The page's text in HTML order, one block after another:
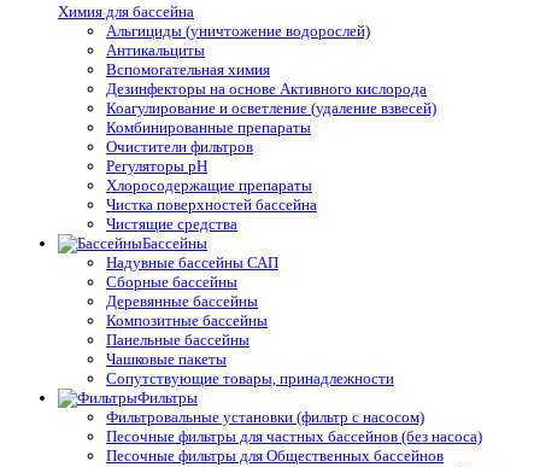
Химия для бассейна
Альгициды (уничтожение водорослей)
Антикальциты
Вспомогательная химия
Дезинфекторы на основе Активного кислорода
Коагулирование и осветление (удаление взвесей)
Комбинированные препараты
Очистители фильтров
Регуляторы pH
Хлоросодержащие препараты
Чистка поверхностей бассейна
Чистящие средства
Бассейны
Надувные бассейны САП
Сборные бассейны
Деревянные бассейны
Композитные бассейны
Панельные бассейны
Чашковые пакеты
Сопутствующие товары, принадлежности
Фильтры
Фильтровальные установки (фильтр с насосом)
Песочные фильтры для частных бассейнов (без насоса)
Песочные фильтры для Общественных бассейнов